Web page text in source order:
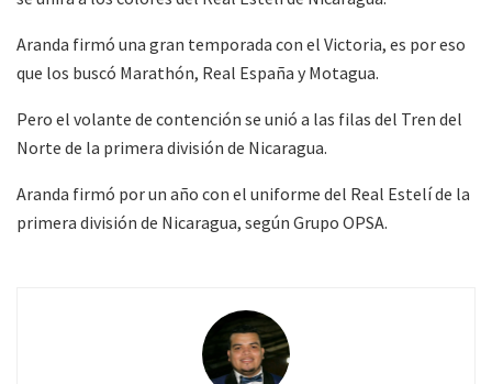
Aranda firmó una gran temporada con el Victoria, es por eso
que los buscó Marathón, Real España y Motagua.
Pero el volante de contención se unió a las filas del Tren del
Norte de la primera división de Nicaragua.
Aranda firmó por un año con el uniforme del Real Estelí de la
primera división de Nicaragua, según Grupo OPSA.